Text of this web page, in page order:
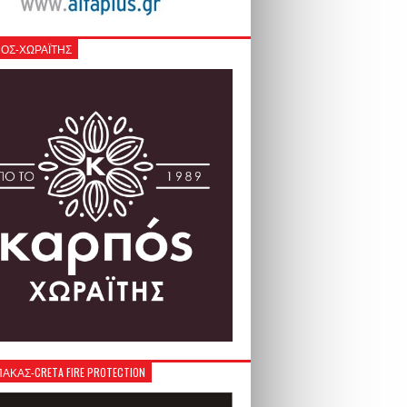
ΧΩΡΑΪΤΗΣ
CRETA FIRE PROTECTION